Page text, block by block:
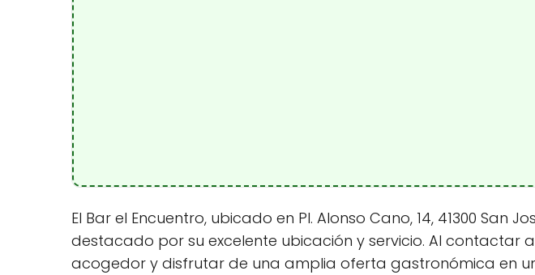
El Bar el Encuentro, ubicado en Pl. Alonso Cano, 14, 41300 San
destacado por su excelente ubicación y servicio. Al contactar
acogedor y disfrutar de una amplia oferta gastronómica en